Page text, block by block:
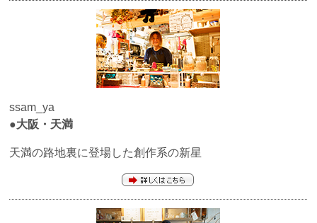
ssam_ya
●大阪・天満
天満の路地裏に登場した創作系の新星